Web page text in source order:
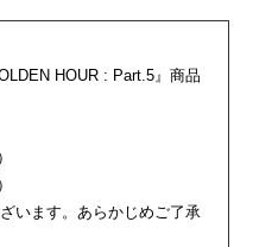
HOUR : Part.5』商品
います。あらかじめご了承